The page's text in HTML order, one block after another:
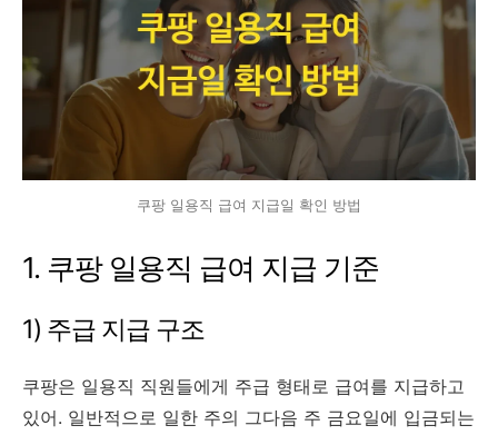
쿠팡 일용직 급여 지급일 확인 방법
1. 쿠팡 일용직 급여 지급 기준
1) 주급 지급 구조
쿠팡은 일용직 직원들에게 주급 형태로 급여를 지급하고
있어. 일반적으로 일한 주의 그다음 주 금요일에 입금되는